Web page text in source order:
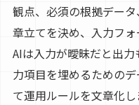
観点、必須の根拠デー
章立てを決め、入力フ
AIは入力が曖昧だと出
力項目を埋めるための
て運用ルールを文章化